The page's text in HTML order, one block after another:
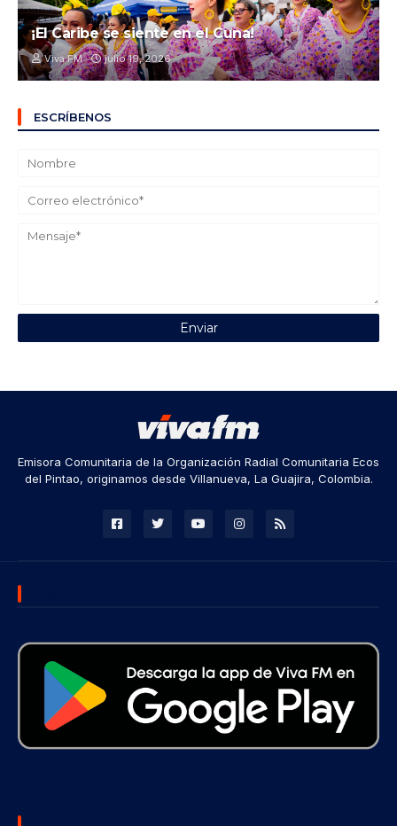
¡El Caribe se siente en el Cuna!
Viva FM julio 19, 2026
ESCRÍBENOS
Emisora Comunitaria de la Organización Radial Comunitaria Ecos
del Pintao, originamos desde Villanueva, La Guajira, Colombia.